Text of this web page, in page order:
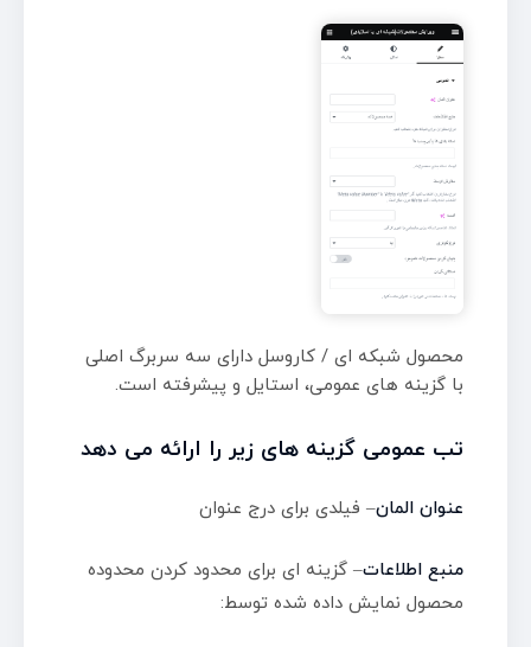
محصول شبکه ای / کاروسل دارای سه سربرگ اصلی
با گزینه های عمومی، استایل و پیشرفته است.
تب عمومی گزینه های زیر را ارائه می دهد
عنوان المان– فیلدی برای درج عنوان
منبع اطلاعات– گزینه ای برای محدود کردن محدوده
محصول نمایش داده شده توسط: